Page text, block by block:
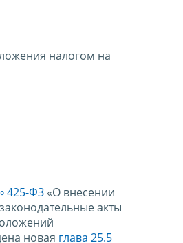
налогом на
425-ФЗ «О внесении
акты
новая глава 25.5